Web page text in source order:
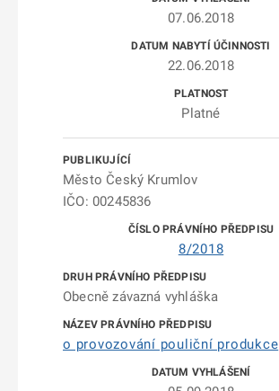
07.06.2018
22.06.2018
Platné
Město Český Krumlov
IČO: 00245836
8/2018
Obecně závazná vyhláška
o provozování pouliční produkce